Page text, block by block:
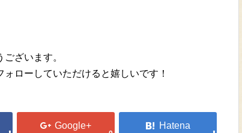
ざいます。
ローしていただけると嬉しいです！